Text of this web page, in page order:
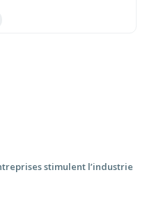
stimulent l’industrie